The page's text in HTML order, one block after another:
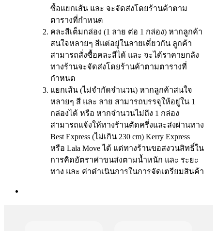
ซื้อแยกเส้น และ จะจัดส่งโดยร้านค้าตาม
ตารางที่กำหนด
คละสีเต็มกล่อง (1 ลาย ต่อ 1 กล่อง) หากลูกค้า
สนใจหลายๆ สีแต่อยู่ในลายเดี่ยวกัน ลูกค้า
สามารถสั่งซื้อคละสีได้ และ จะได้ราคายกลัง
ทางร้านจะจัดส่งโดยร้านค้าตามตารางที่
กำหนด
แยกเส้น (ไม่จำกัดจำนวน) หากลูกค้าสนใจ
หลายๆ สี และ ลาย สามารถบรรจุให้อยู่ใน 1
กล่องได้ หรือ หากจำนวนไม่ถึง 1 กล่อง
สามารถแจ้งให้ทางร้านตัดครึ่งและส่งผ่านทาง
Best Express (ไม่เกิน 230 cm) Kerry Express
หรือ Lala Move ได้ แต่ทางร้านขอสงวนสิทธิ์ใน
การคิดอัตราค่าขนส่งตามน้ำหนัก และ ระยะ
ทาง และ ค่าดำเนินการในการจัดเตรียมสินค้า